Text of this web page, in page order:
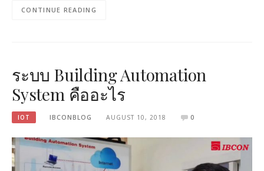
CONTINUE READING
ระบบ Building Automation
System คืออะไร
IOT IBCONBLOG AUGUST 10, 2018 0